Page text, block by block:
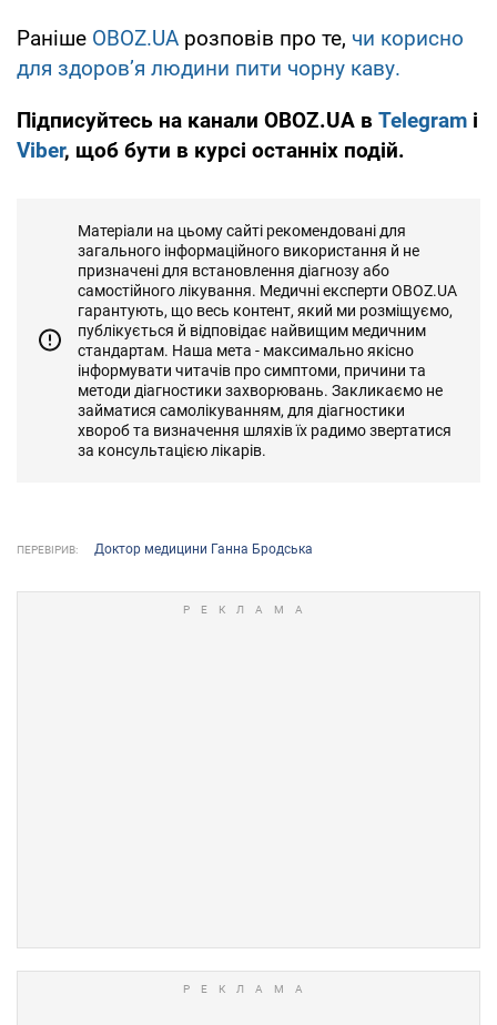
Раніше OBOZ.UA розповів про те, чи корисно
для здоровʼя людини пити чорну каву.
Підписуйтесь на канали OBOZ.UA в Telegram і
Viber, щоб бути в курсі останніх подій.
Матеріали на цьому сайті рекомендовані для
загального інформаційного використання й не
призначені для встановлення діагнозу або
самостійного лікування. Медичні експерти OBOZ.UA
гарантують, що весь контент, який ми розміщуємо,
публікується й відповідає найвищим медичним
стандартам. Наша мета - максимально якісно
інформувати читачів про симптоми, причини та
методи діагностики захворювань. Закликаємо не
займатися самолікуванням, для діагностики
хвороб та визначення шляхів їх радимо звертатися
за консультацією лікарів.
ПЕРЕВІРИВ: Доктор медицини Ганна Бродська